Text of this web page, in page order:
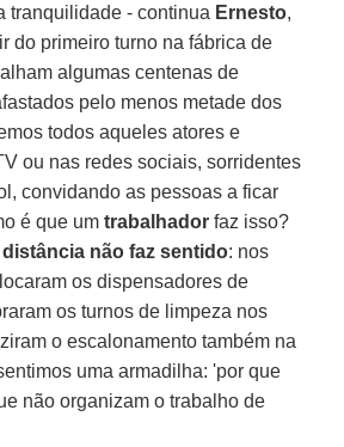
tranquilidade - continua Ernesto,
do primeiro turno na fábrica de
algumas centenas de
pelo menos metade dos
todos aqueles atores e
ou nas redes sociais, sorridentes
convidando as pessoas a ficar
é que umtrabalhador faz isso?
não faz sentido: nos
os dispensadores de
os turnos de limpeza nos
o escalonamento também na
uma armadilha: 'por que
não organizam o trabalho de